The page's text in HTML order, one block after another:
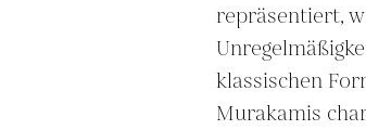
repräsentiert,
klassischen
Murakamis